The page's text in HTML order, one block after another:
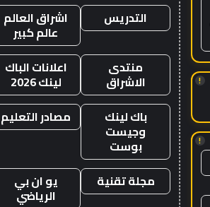
!
!
التدريس اشراق العالم
عالم كبير
منتدى
الاشراق
اعلانات الباك
لينك 2026
باك لينك
وجيست
بوست
مصادر التعليم
مجلة تقنية يو ان بي
الرياضي